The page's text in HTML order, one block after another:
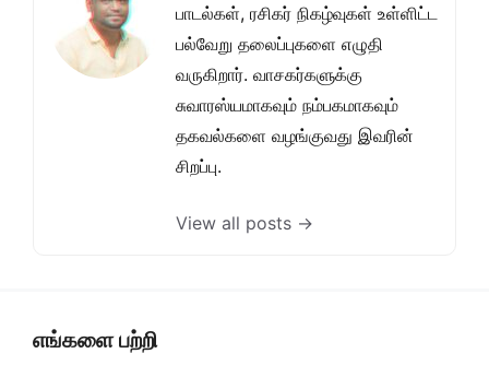
பாடல்கள், ரசிகர் நிகழ்வுகள் உள்ளிட்ட
பல்வேறு தலைப்புகளை எழுதி
வருகிறார். வாசகர்களுக்கு
சுவாரஸ்யமாகவும் நம்பகமாகவும்
தகவல்களை வழங்குவது இவரின்
சிறப்பு.
View all posts →
எங்களை பற்றி